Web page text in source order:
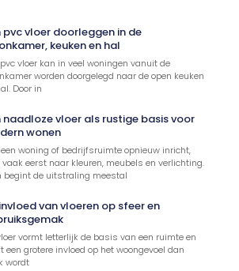
pvc vloer doorleggen in de
keuken en hal
pvc vloer kan in veel woningen vanuit de
worden doorgelegd naar de open keuken
Door in
naadloze vloer als rustige basis voor
wonen
woning of bedrijfsruimte opnieuw inricht,
vaak eerst naar kleuren, meubels en verlichting.
begint de uitstraling meestal
van vloeren op sfeer en
vormt letterlijk de basis van een ruimte en
een grotere invloed op het woongevoel dan
wordt